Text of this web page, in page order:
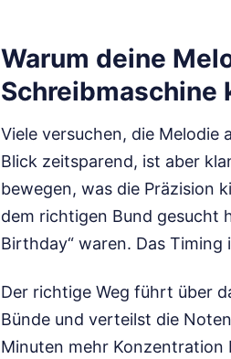
Warum deine
Schreibmaschine
Viele versuchen, die Melodie
Blick zeitsparend, ist aber
bewegen, was die Präzision
dem richtigen Bund gesucht
Birthday“ waren. Das
Der richtige Weg führt über
Bünde und verteilst die
Minuten mehr Konzentration